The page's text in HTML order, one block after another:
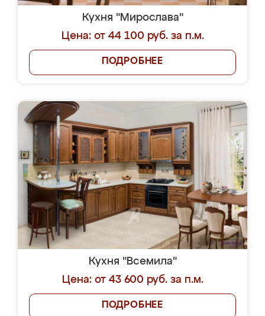
Кухня "Мирослава"
Цена: от 44 100 руб. за п.м.
ПОДРОБНЕЕ
Кухня "Всемила"
Цена: от 43 600 руб. за п.м.
ПОДРОБНЕЕ